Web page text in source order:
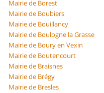
Mairie de Borest
Mairie de Boubiers
Mairie de Bouillancy
Mairie de Boulogne la Grasse
Mairie de Boury en Vexin
Mairie de Boutencourt
Mairie de Braisnes
Mairie de Brégy
Mairie de Bresles